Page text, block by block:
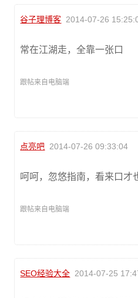
谷子理博客 2014-07-26
常在江湖走，全靠一张口
跟帖来自电脑端
点亮吧 2014-07-26 09:33:04
呵呵，忽悠指南，看来口才
跟帖来自电脑端
SEO经验大全 2014-07-25